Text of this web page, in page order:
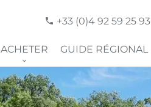
+33 (0)4 92 59 25 93
ACHETER GUIDE RÉGIONAL